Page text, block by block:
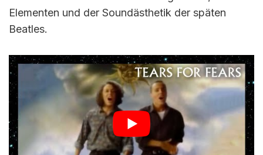
Elementen und der Soundästhetik der späten
Beatles.